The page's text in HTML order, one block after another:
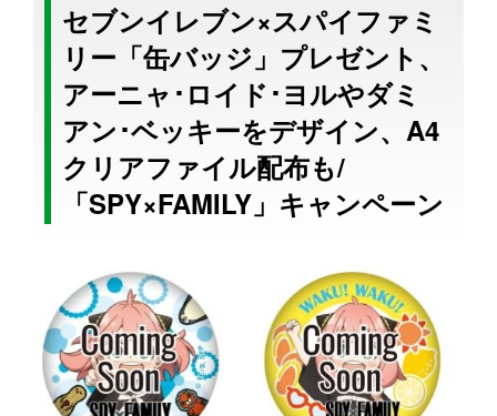
セブンイレブン×スパイファミ
リー「缶バッジ」プレゼント、
アーニャ･ロイド･ヨルやダミ
アン･ベッキーをデザイン、A4
クリアファイル配布も/
「SPY×FAMILY」キャンペーン